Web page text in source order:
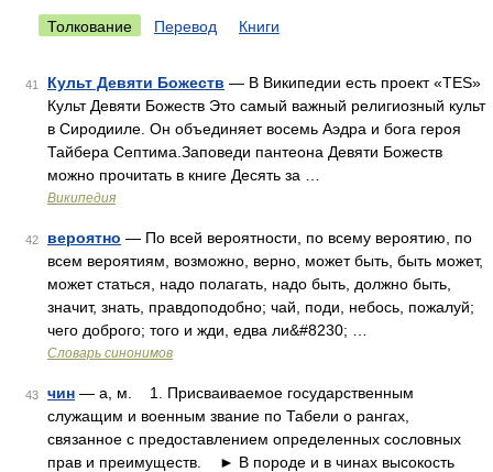
Толкование Перевод Книги
41 Культ Девяти Божеств — В Википедии есть проект «TES»
Культ Девяти Божеств Это самый важный религиозный культ
в Сиродииле. Он объединяет восемь Аэдра и бога героя
Тайбера Септима.Заповеди пантеона Девяти Божеств
можно прочитать в книге Десять за …
Википедия
42 вероятно — По всей вероятности, по всему вероятию, по
всем вероятиям, возможно, верно, может быть, быть может,
может статься, надо полагать, надо быть, должно быть,
значит, знать, правдоподобно; чай, поди, небось, пожалуй;
чего доброго; того и жди, едва ли&#8230; …
Словарь синонимов
43 чин — а, м. 1. Присваиваемое государственным
служащим и военным звание по Табели о рангах,
связанное с предоставлением определенных сословных
прав и преимуществ. ► В породе и в чинах высокость